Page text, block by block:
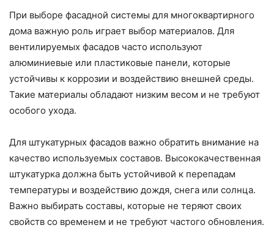
При выборе фасадной системы для многоквартирного
дома важную роль играет выбор материалов. Для
вентилируемых фасадов часто используют
алюминиевые или пластиковые панели, которые
устойчивы к коррозии и воздействию внешней среды.
Такие материалы обладают низким весом и не требуют
особого ухода.
Для штукатурных фасадов важно обратить внимание на
качество используемых составов. Высококачественная
штукатурка должна быть устойчивой к перепадам
температуры и воздействию дождя, снега или солнца.
Важно выбирать составы, которые не теряют своих
свойств со временем и не требуют частого обновления.